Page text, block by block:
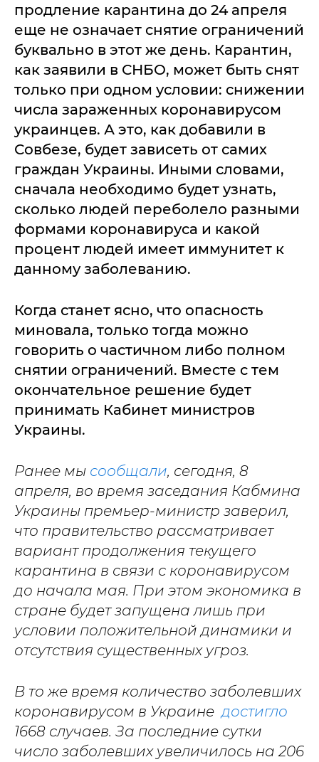
продление карантина до 24 апреля
еще не означает снятие ограничений
буквально в этот же день. Карантин,
как заявили в СНБО, может быть снят
только при одном условии: снижении
числа зараженных коронавирусом
украинцев. А это, как добавили в
Совбезе, будет зависеть от самих
граждан Украины. Иными словами,
сначала необходимо будет узнать,
сколько людей переболело разными
формами коронавируса и какой
процент людей имеет иммунитет к
данному заболеванию.
Когда станет ясно, что опасность
миновала, только тогда можно
говорить о частичном либо полном
снятии ограничений. Вместе с тем
окончательное решение будет
принимать Кабинет министров
Украины.
Ранее мы сообщали, сегодня, 8
апреля, во время заседания Кабмина
Украины премьер-министр заверил,
что правительство рассматривает
вариант продолжения текущего
карантина в связи с коронавирусом
до начала мая. При этом экономика в
стране будет запущена лишь при
условии положительной динамики и
отсутствия существенных угроз.
В то же время количество заболевших
коронавирусом в Украинедостигло
1668 случаев. За последние сутки
число заболевших увеличилось на 206